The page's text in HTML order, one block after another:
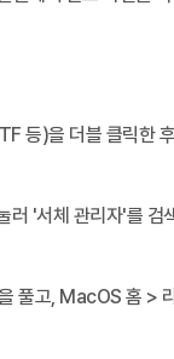
등)을 더블 클릭한
'서체 관리자'를 검색
풀고, MacOS 홈 >